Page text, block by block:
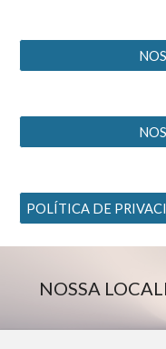
POLÍTICA DE
NOSSA